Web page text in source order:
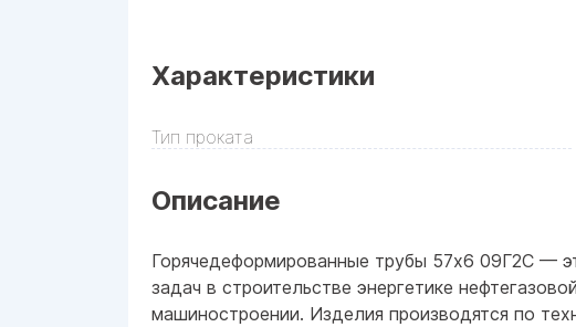
Характеристики
Тип проката
Описание
Горячедеформированные трубы 57x6 09Г2С —
задач в строительстве энергетике
машиностроении. Изделия производятся по